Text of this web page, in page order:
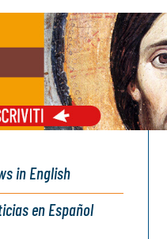
in English
en Español